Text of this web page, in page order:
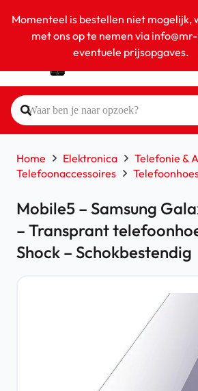
Momenteel is bestellen niet mogelijk,
met ons op te nemen via
eventuele prijsopgaves.
Home Elektronica
Telefonie &
Telefoonaccessoires
Mobile5 – Samsung
– Transprant
Shock – Schokbestendig